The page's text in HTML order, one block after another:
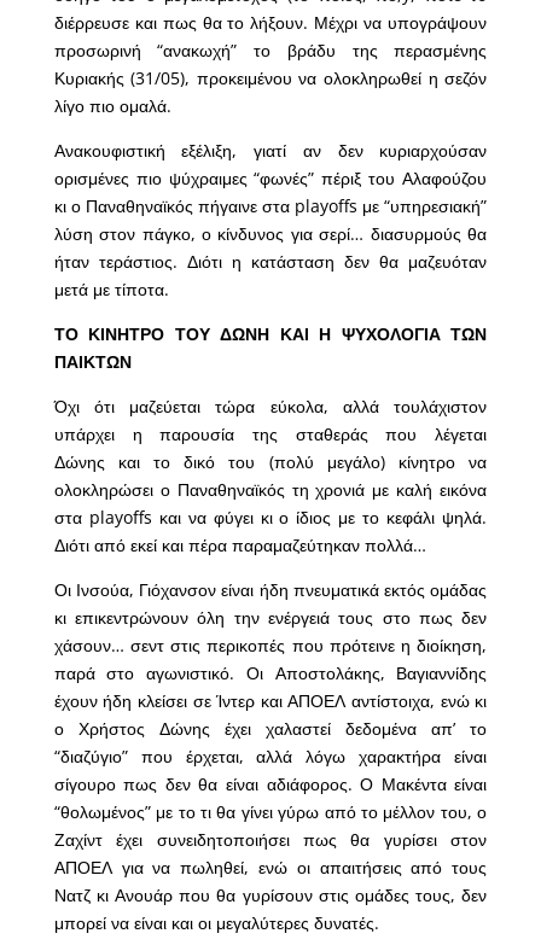
διέρρευσε και πως θα το λήξουν. Μέχρι να υπογράψουν
προσωρινή “ανακωχή” το βράδυ της περασμένης
Κυριακής (31/05), προκειμένου να ολοκληρωθεί η σεζόν
λίγο πιο ομαλά.
Ανακουφιστική εξέλιξη, γιατί αν δεν κυριαρχούσαν
ορισμένες πιο ψύχραιμες “φωνές” πέριξ του Αλαφούζου
κι ο Παναθηναϊκός πήγαινε στα playoffs με “υπηρεσιακή”
λύση στον πάγκο, ο κίνδυνος για σερί… διασυρμούς θα
ήταν τεράστιος. Διότι η κατάσταση δεν θα μαζευόταν
μετά με τίποτα.
ΤΟ ΚΙΝΗΤΡΟ ΤΟΥ ΔΩΝΗ ΚΑΙ Η ΨΥΧΟΛΟΓΙΑ ΤΩΝ
ΠΑΙΚΤΩΝ
Όχι ότι μαζεύεται τώρα εύκολα, αλλά τουλάχιστον
υπάρχει η παρουσία της σταθεράς που λέγεται
Δώνης και το δικό του (πολύ μεγάλο) κίνητρο να
ολοκληρώσει ο Παναθηναϊκός τη χρονιά με καλή εικόνα
στα playoffs και να φύγει κι ο ίδιος με το κεφάλι ψηλά.
Διότι από εκεί και πέρα παραμαζεύτηκαν πολλά…
Οι Ινσούα, Γιόχανσον είναι ήδη πνευματικά εκτός ομάδας
κι επικεντρώνουν όλη την ενέργειά τους στο πως δεν
χάσουν… σεντ στις περικοπές που πρότεινε η διοίκηση,
παρά στο αγωνιστικό. Οι Αποστολάκης, Βαγιαννίδης
έχουν ήδη κλείσει σε Ίντερ και ΑΠΟΕΛ αντίστοιχα, ενώ κι
ο Χρήστος Δώνης έχει χαλαστεί δεδομένα απ’ το
“διαζύγιο” που έρχεται, αλλά λόγω χαρακτήρα είναι
σίγουρο πως δεν θα είναι αδιάφορος. Ο Μακέντα είναι
“θολωμένος” με το τι θα γίνει γύρω από το μέλλον του, ο
Ζαχίντ έχει συνειδητοποιήσει πως θα γυρίσει στον
ΑΠΟΕΛ για να πωληθεί, ενώ οι απαιτήσεις από τους
Νατζ κι Ανουάρ που θα γυρίσουν στις ομάδες τους, δεν
μπορεί να είναι και οι μεγαλύτερες δυνατές.